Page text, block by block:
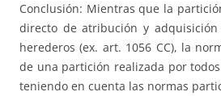
Conclusión: Mientras que la
directo de atribución y
herederos (ex. art. 1056 CC), la
de una partición realizada por
teniendo en cuenta las normas